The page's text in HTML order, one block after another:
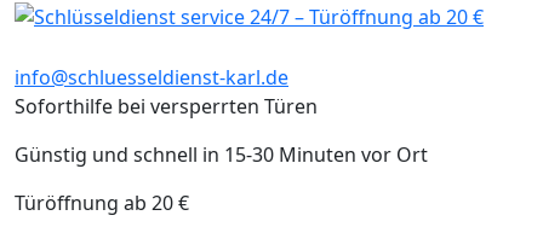
info@schluesseldienst-karl.de
Soforthilfe bei versperrten Türen
Günstig und schnell in 15-30 Minuten vor Ort
Türöffnung ab 20 €